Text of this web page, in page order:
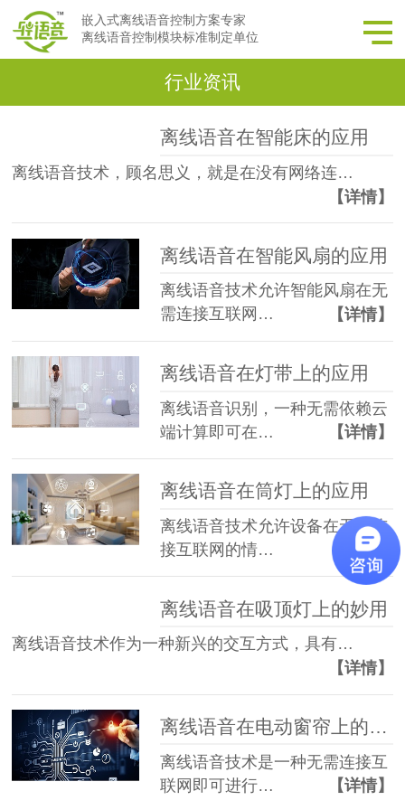
嵌入式离线语音控制方案专家
离线语音控制模块标准制定单位
行业资讯
离线语音在智能床的应用
离线语音技术，顾名思义，就是在没有网络连…
【详情】
离线语音在智能风扇的应用
离线语音技术允许智能风扇在无
需连接互联网…
【详情】
离线语音在灯带上的应用
离线语音识别，一种无需依赖云
端计算即可在…
【详情】
离线语音在筒灯上的应用
离线语音技术允许设备在无需连
接互联网的情…
【详情】
离线语音在吸顶灯上的妙用
离线语音技术作为一种新兴的交互方式，具有…
【详情】
离线语音在电动窗帘上的应用
离线语音技术是一种无需连接互
联网即可进行…
【详情】